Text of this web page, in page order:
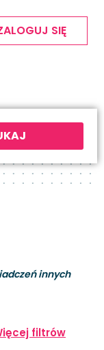
SIĘ
innych
filtrów